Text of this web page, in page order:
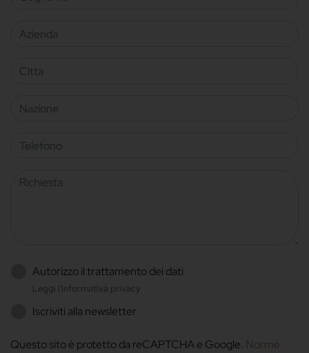
Azienda
Citta
Nazione
Telefono
Richiesta
Autorizzo il trattamento dei dati
Leggi l'informativa privacy
Iscriviti alla newsletter
Questo sito è protetto da reCAPTCHA e Google. Norme